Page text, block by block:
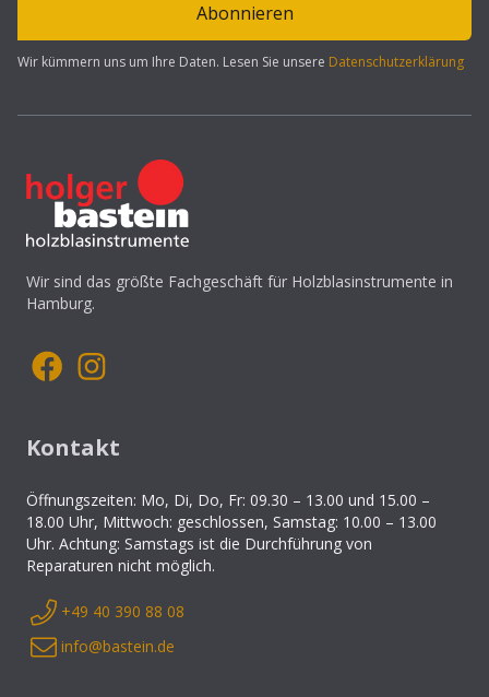
Abonnieren
Wir kümmern uns um Ihre Daten. Lesen Sie unsere Datenschutzerklärung
Wir sind das größte Fachgeschäft für Holzblasinstrumente in
Hamburg.
Kontakt
Öffnungszeiten: Mo, Di, Do, Fr: 09.30 – 13.00 und 15.00 –
18.00 Uhr, Mittwoch: geschlossen, Samstag: 10.00 – 13.00
Uhr. Achtung: Samstags ist die Durchführung von
Reparaturen nicht möglich.
+49 40 390 88 08
info@bastein.de